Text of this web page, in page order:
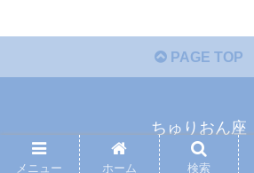
PAGE TOP
ちゅりおん座
© 2016 ちゅりおん座.
メニュー ホーム 検索